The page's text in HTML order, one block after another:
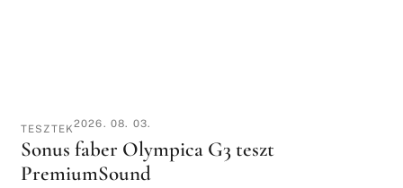
TESZTEK2026. 08. 03.
Sonus faber Olympica G3 teszt
PremiumSound